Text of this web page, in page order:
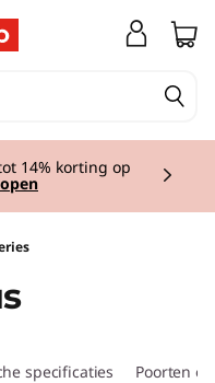
14% korting op
specificaties Poorten